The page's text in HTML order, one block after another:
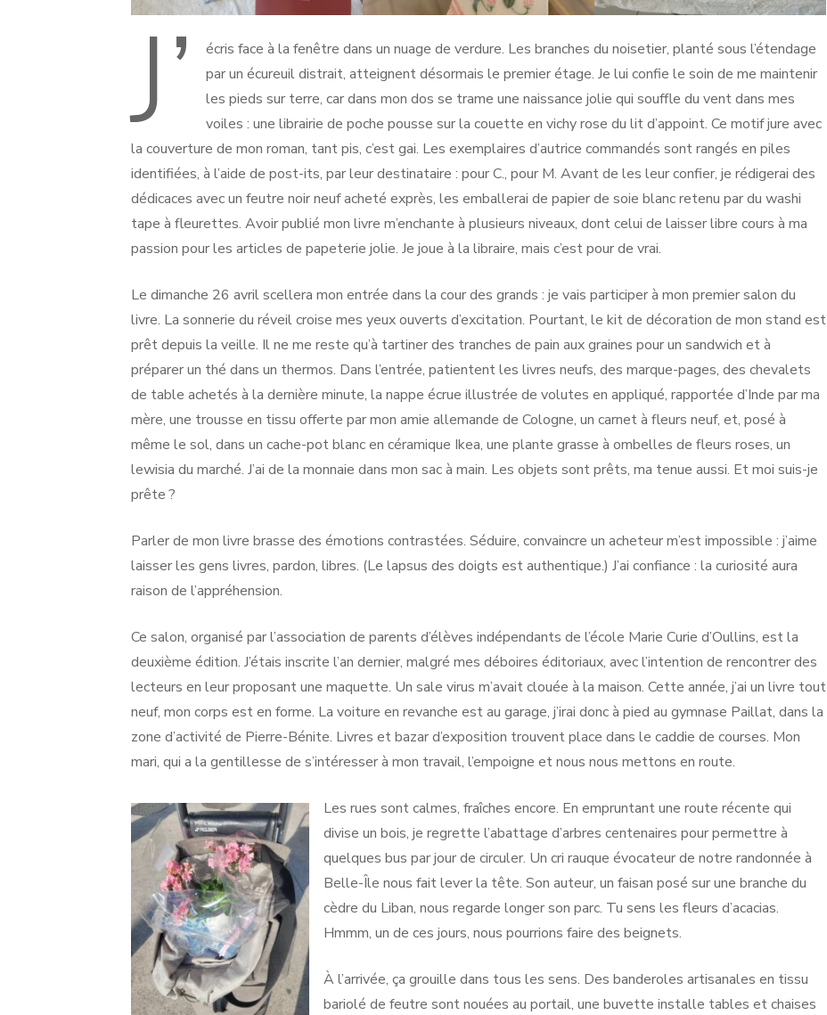
J’
écris face à la fenêtre dans un nuage de verdure. Les branches du noisetier, planté sous l’étendage
par un écureuil distrait, atteignent désormais le premier étage. Je lui confie le soin de me maintenir
les pieds sur terre, car dans mon dos se trame une naissance jolie qui souffle du vent dans mes
voiles : une librairie de poche pousse sur la couette en vichy rose du lit d’appoint. Ce motif jure avec
la couverture de mon roman, tant pis, c’est gai. Les exemplaires d’autrice commandés sont rangés en piles
identifiées, à l’aide de post-its, par leur destinataire : pour C., pour M. Avant de les leur confier, je rédigerai des
dédicaces avec un feutre noir neuf acheté exprès, les emballerai de papier de soie blanc retenu par du washi
tape à fleurettes. Avoir publié mon livre m’enchante à plusieurs niveaux, dont celui de laisser libre cours à ma
passion pour les articles de papeterie jolie. Je joue à la libraire, mais c’est pour de vrai.
Le dimanche 26 avril scellera mon entrée dans la cour des grands : je vais participer à mon premier salon du
livre. La sonnerie du réveil croise mes yeux ouverts d’excitation. Pourtant, le kit de décoration de mon stand est
prêt depuis la veille. Il ne me reste qu’à tartiner des tranches de pain aux graines pour un sandwich et à
préparer un thé dans un thermos. Dans l’entrée, patientent les livres neufs, des marque-pages, des chevalets
de table achetés à la dernière minute, la nappe écrue illustrée de volutes en appliqué, rapportée d’Inde par ma
mère, une trousse en tissu offerte par mon amie allemande de Cologne, un carnet à fleurs neuf, et, posé à
même le sol, dans un cache-pot blanc en céramique Ikea, une plante grasse à ombelles de fleurs roses, un
lewisia du marché. J’ai de la monnaie dans mon sac à main. Les objets sont prêts, ma tenue aussi. Et moi suis-je
prête ?
Parler de mon livre brasse des émotions contrastées. Séduire, convaincre un acheteur m’est impossible : j’aime
laisser les gens livres, pardon, libres. (Le lapsus des doigts est authentique.) J’ai confiance : la curiosité aura
raison de l’appréhension.
Ce salon, organisé par l’association de parents d’élèves indépendants de l’école Marie Curie d’Oullins, est la
deuxième édition. J’étais inscrite l’an dernier, malgré mes déboires éditoriaux, avec l’intention de rencontrer des
lecteurs en leur proposant une maquette. Un sale virus m’avait clouée à la maison. Cette année, j’ai un livre tout
neuf, mon corps est en forme. La voiture en revanche est au garage, j’irai donc à pied au gymnase Paillat, dans la
zone d’activité de Pierre-Bénite. Livres et bazar d’exposition trouvent place dans le caddie de courses. Mon
mari, qui a la gentillesse de s’intéresser à mon travail, l’empoigne et nous nous mettons en route.
Les rues sont calmes, fraîches encore. En empruntant une route récente qui
divise un bois, je regrette l’abattage d’arbres centenaires pour permettre à
quelques bus par jour de circuler. Un cri rauque évocateur de notre randonnée à
Belle-Île nous fait lever la tête. Son auteur, un faisan posé sur une branche du
cèdre du Liban, nous regarde longer son parc. Tu sens les fleurs d’acacias.
Hmmm, un de ces jours, nous pourrions faire des beignets.
À l’arrivée, ça grouille dans tous les sens. Des banderoles artisanales en tissu
bariolé de feutre sont nouées au portail, une buvette installe tables et chaises